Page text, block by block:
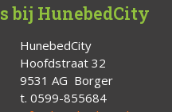
bij HunebedCity
HunebedCity
Hoofdstraat 32
9531 AG Borger
t. 0599-855684